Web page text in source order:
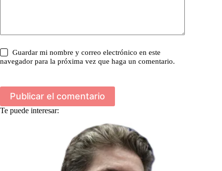
Guardar mi nombre y correo electrónico en este
navegador para la próxima vez que haga un comentario.
Publicar el comentario
Te puede interesar: